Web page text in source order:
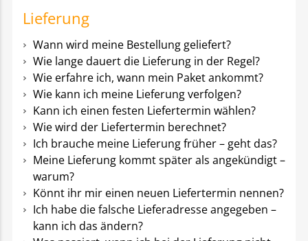
Lieferung
Wann wird meine Bestellung geliefert?
Wie lange dauert die Lieferung in der Regel?
Wie erfahre ich, wann mein Paket ankommt?
Wie kann ich meine Lieferung verfolgen?
Kann ich einen festen Liefertermin wählen?
Wie wird der Liefertermin berechnet?
Ich brauche meine Lieferung früher – geht das?
Meine Lieferung kommt später als angekündigt –
warum?
Könnt ihr mir einen neuen Liefertermin nennen?
Ich habe die falsche Lieferadresse angegeben –
kann ich das ändern?